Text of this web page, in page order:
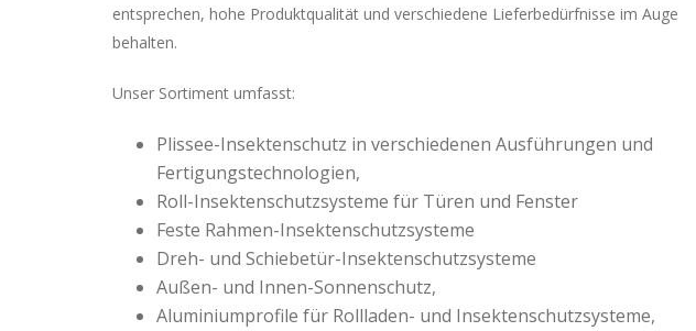
entsprechen, hohe Produktqualität und verschiedene Lieferbedürfnisse im Auge
behalten.
Unser Sortiment umfasst:
Plissee-Insektenschutz in verschiedenen Ausführungen und
Fertigungstechnologien,
Roll-Insektenschutzsysteme für Türen und Fenster
Feste Rahmen-Insektenschutzsysteme
Dreh- und Schiebetür-Insektenschutzsysteme
Außen- und Innen-Sonnenschutz,
Aluminiumprofile für Rollladen- und Insektenschutzsysteme,